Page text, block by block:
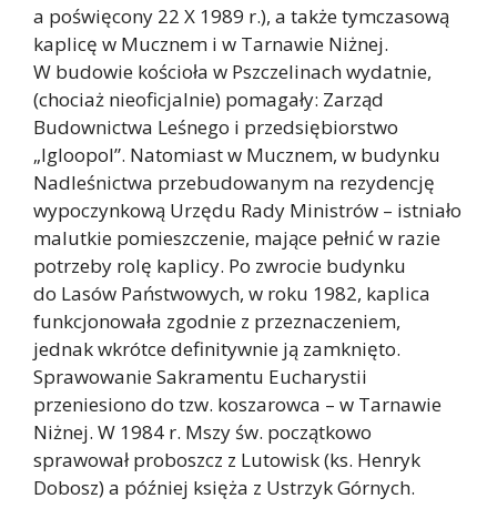
a poświęcony 22 X 1989 r.), a także tymczasową
kaplicę w Mucznem i w Tarnawie Niżnej.
W budowie kościoła w Pszczelinach wydatnie,
(chociaż nieoficjalnie) pomagały: Zarząd
Budownictwa Leśnego i przedsiębiorstwo
„Igloopol”. Natomiast w Mucznem, w budynku
Nadleśnictwa przebudowanym na rezydencję
wypoczynkową Urzędu Rady Ministrów – istniało
malutkie pomieszczenie, mające pełnić w razie
potrzeby rolę kaplicy. Po zwrocie budynku
do Lasów Państwowych, w roku 1982, kaplica
funkcjonowała zgodnie z przeznaczeniem,
jednak wkrótce definitywnie ją zamknięto.
Sprawowanie Sakramentu Eucharystii
przeniesiono do tzw. koszarowca – w Tarnawie
Niżnej. W 1984 r. Mszy św. początkowo
sprawował proboszcz z Lutowisk (ks. Henryk
Dobosz) a później księża z Ustrzyk Górnych.